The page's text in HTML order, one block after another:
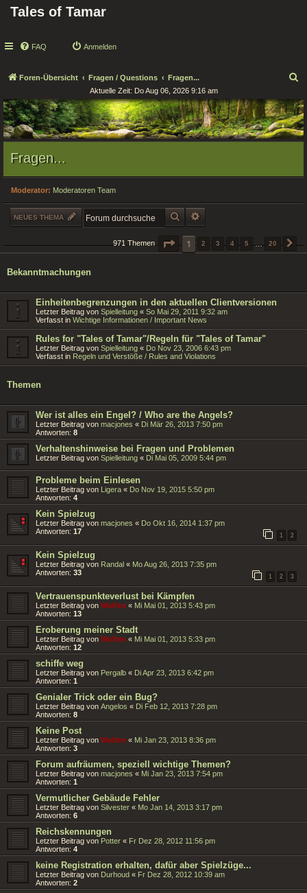
Tales of Tamar
FAQ Anmelden
Foren-Übersicht Fragen / Questions Fragen...
c
h
e
Aktuelle Zeit: Do Aug 06, 2026 9:16 am
Fragen...
Moderator: Moderatoren Team
NEUES THEMA SUCHE
971 Themen SEITE 1VON
1 2 3 4 5 … 20
Bekanntmachungen
Einheitenbegrenzungen in den aktuellen Clientversionen
Letzter Beitrag von Spielleitung « So Mai 29, 2011 9:32 am
Verfasst in Wichtige Informationen / Important News
Rules for "Tales of Tamar"/Regeln für "Tales of Tamar"
Letzter Beitrag von Spielleitung « Do Nov 23, 2006 6:43 pm
Verfasst in Regeln und Verstöße / Rules and Violations
Themen
Wer ist alles ein Engel? / Who are the Angels?
Letzter Beitrag von macjones « Di Mär 26, 2013 7:50 pm
Antworten: 8
Verhaltenshinweise bei Fragen und Problemen
Letzter Beitrag von Spielleitung « Di Mai 05, 2009 5:44 pm
Probleme beim Einlesen
Letzter Beitrag von Ligera « Do Nov 19, 2015 5:50 pm
Antworten: 4
Kein Spielzug
Letzter Beitrag von macjones « Do Okt 16, 2014 1:37 pm
Antworten: 17
1 2
Kein Spielzug
Letzter Beitrag von Randal « Mo Aug 26, 2013 7:35 pm
Antworten: 33
1 2 3
Vertrauenspunkteverlust bei Kämpfen
Letzter Beitrag von Wolfen « Mi Mai 01, 2013 5:43 pm
Antworten: 13
Eroberung meiner Stadt
Letzter Beitrag von Wolfen « Mi Mai 01, 2013 5:33 pm
Antworten: 12
schiffe weg
Letzter Beitrag von Pergalb « Di Apr 23, 2013 6:42 pm
Antworten: 1
Genialer Trick oder ein Bug?
Letzter Beitrag von Angelos « Di Feb 12, 2013 7:28 pm
Antworten: 8
Keine Post
Letzter Beitrag von Wolfen « Mi Jan 23, 2013 8:36 pm
Antworten: 3
Forum aufräumen, speziell wichtige Themen?
Letzter Beitrag von macjones « Mi Jan 23, 2013 7:54 pm
Antworten: 1
Vermutlicher Gebäude Fehler
Letzter Beitrag von Silvester « Mo Jan 14, 2013 3:17 pm
Antworten: 6
Reichskennungen
Letzter Beitrag von Potter « Fr Dez 28, 2012 11:56 pm
Antworten: 4
keine Registration erhalten, dafür aber Spielzüge...
Letzter Beitrag von Durhoud « Fr Dez 28, 2012 10:39 am
Antworten: 2